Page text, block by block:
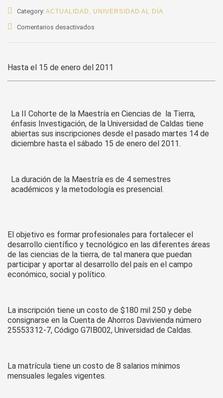
Category: ACTUALIDAD , UNIVERSIDAD AL DÍA
Comentarios desactivados
de
la
la
U.
de
Caldas
inscripciones
Hasta el 15 de enero del 2011
La II Cohorte de la Maestría en Ciencias de la Tierra,
énfasis Investigación, de la Universidad de Caldas tiene
abiertas sus inscripciones desde el pasado martes 14 de
diciembre hasta el sábado 15 de enero del 2011.
La duración de la Maestría es de 4 semestres
académicos y la metodología es presencial.
El objetivo es formar profesionales para fortalecer el
desarrollo científico y tecnológico en las diferentes áreas
de las ciencias de la tierra, de tal manera que puedan
participar y aportar al desarrollo del país en el campo
económico, social y político.
La inscripción tiene un costo de $180 mil 250 y debe
consignarse en la Cuenta de Ahorros Davivienda número
25553312-7, Código G7IB002, Universidad de Caldas.
La matrícula tiene un costo de 8 salarios mínimos
mensuales legales vigentes.